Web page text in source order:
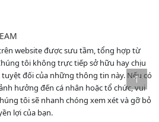
website được sưu tầm, tổng hợp từ
tôi không trực tiếp sở hữu hay chịu
đối của những thông tin này. Nếu có
hưởng đến cá nhân hoặc tổ chức, vui
tôi sẽ nhanh chóng xem xét và gỡ bỏ
lợi của bạn.